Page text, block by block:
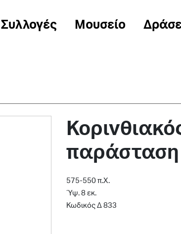
Συλλογές Μουσείο
575-550 π.Χ.
Ύψ. 8 εκ.
Κωδικός Δ 833